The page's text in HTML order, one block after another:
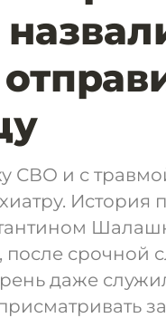
СВО и с
История
после срочной
даже